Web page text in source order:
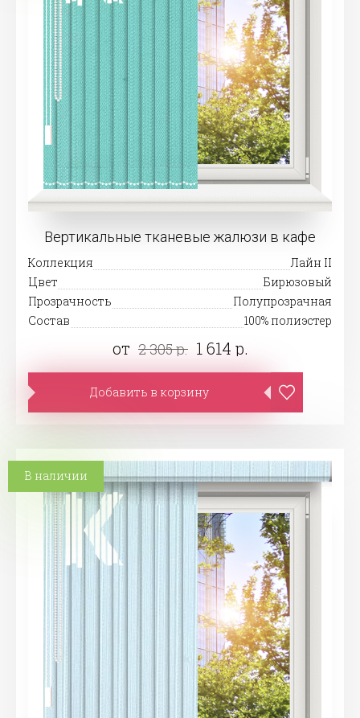
Вертикальные тканевые жалюзи в кафе
Коллекция
Лайн II
Цвет
Бирюзовый
Прозрачность
Полупрозрачная
Состав
100% полиэстер
от 2 305 р. 1 614 р.
Добавить в корзину
В наличии